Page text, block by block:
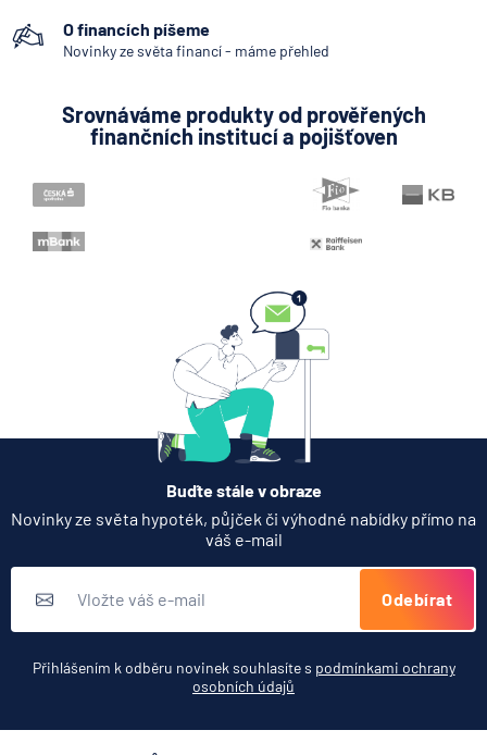
Pobočka zahraniční banky
Bankovní notifikace
Variabilní symbol
KYC (Know Your Customer)
O financích píšeme
Novinky ze světa financí - máme přehled
Srovnáváme produkty od prověřených
finančních institucí a pojišťoven
Buďte stále v obraze
Novinky ze světa hypoték, půjček či výhodné nabídky přímo na
váš e-mail
Odebírat
Přihlášením k odběru novinek souhlasíte s podmínkami ochrany
osobních údajů